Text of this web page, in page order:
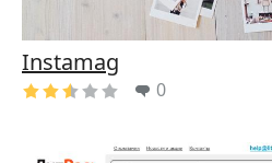
Instamag
0